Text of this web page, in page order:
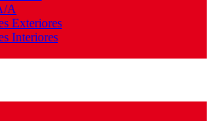
A
Exteriores
Interiores